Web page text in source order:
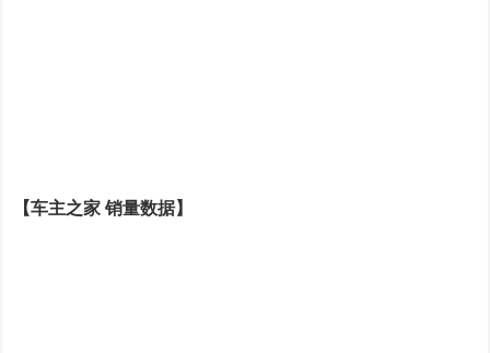
【车主之家 销量数据】